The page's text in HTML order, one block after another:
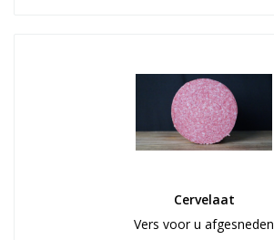
Cervelaat
Vers voor u afgesneden